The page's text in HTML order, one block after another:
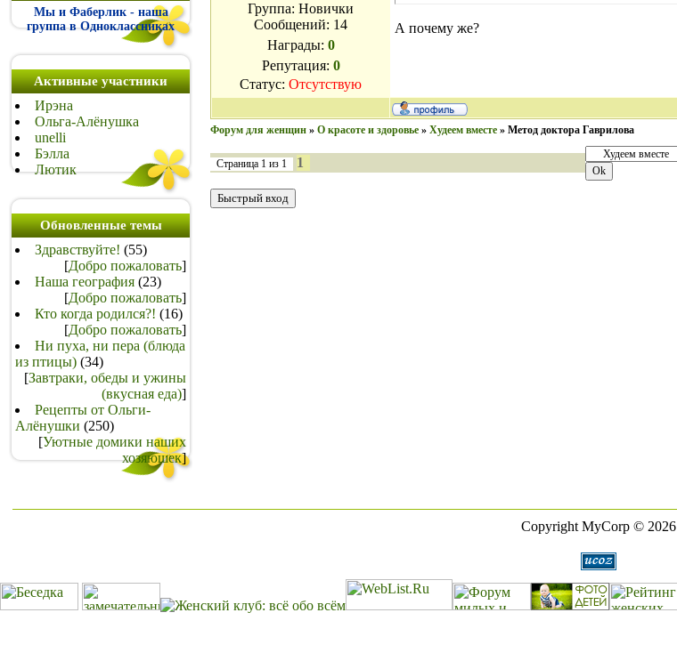
Мы и Фаберлик - наша
группа в Одноклассниках
Активные участники
Ирэна
Ольга-Алёнушка
unelli
Бэлла
Лютик
Обновленные темы
Здравствуйте! (55)
[Добро пожаловать]
Наша география (23)
[Добро пожаловать]
Кто когда родился?! (16)
[Добро пожаловать]
Ни пуха, ни пера (блюда
из птицы) (34)
[Завтраки, обеды и ужины
(вкусная еда)]
Рецепты от Ольги-
Алёнушки (250)
[Уютные домики наших
хозяюшек]
Группа: Новички
Сообщений: 14
Награды: 0
Репутация: 0
Статус: Отсутствую
А почему же?
Форум для женщин » О красоте и здоровье » Худеем вместе » Метод доктора Гаврилова
Страница 1 из 1 1
Copyright MyCorp © 2026